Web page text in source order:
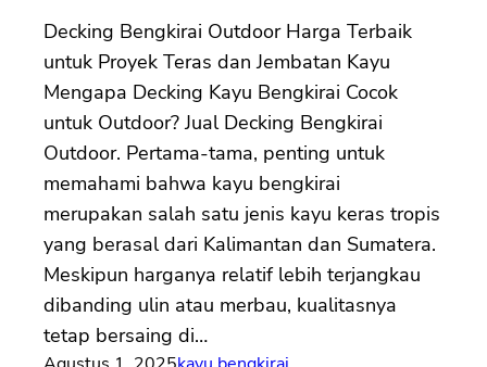
Decking Bengkirai Outdoor Harga Terbaik
untuk Proyek Teras dan Jembatan Kayu
Mengapa Decking Kayu Bengkirai Cocok
untuk Outdoor? Jual Decking Bengkirai
Outdoor. Pertama-tama, penting untuk
memahami bahwa kayu bengkirai
merupakan salah satu jenis kayu keras tropis
yang berasal dari Kalimantan dan Sumatera.
Meskipun harganya relatif lebih terjangkau
dibanding ulin atau merbau, kualitasnya
tetap bersaing di…